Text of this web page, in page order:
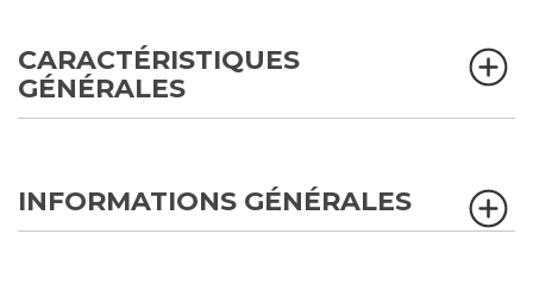
CARACTÉRISTIQUES
GÉNÉRALES
INFORMATIONS GÉNÉRALES